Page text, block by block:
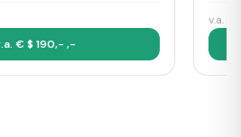
€ $ 190,- ,-
v.a.